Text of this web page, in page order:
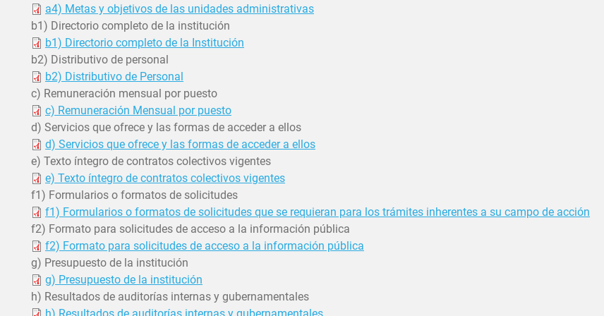
a4) Metas y objetivos de las unidades administrativas
b1) Directorio completo de la institución
b1) Directorio completo de la Institución
b2) Distributivo de personal
b2) Distributivo de Personal
c) Remuneración mensual por puesto
c) Remuneración Mensual por puesto
d) Servicios que ofrece y las formas de acceder a ellos
d) Servicios que ofrece y las formas de acceder a ellos
e) Texto íntegro de contratos colectivos vigentes
e) Texto íntegro de contratos colectivos vigentes
f1) Formularios o formatos de solicitudes
f1) Formularios o formatos de solicitudes que se requieran para los trámites inherentes a su campo de acción
f2) Formato para solicitudes de acceso a la información pública
f2) Formato para solicitudes de acceso a la información pública
g) Presupuesto de la institución
g) Presupuesto de la institución
h) Resultados de auditorías internas y gubernamentales